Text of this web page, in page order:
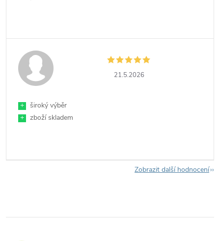
21.5.2026
+
široký výběr
+
zboží skladem
Zobrazit další hodnocení